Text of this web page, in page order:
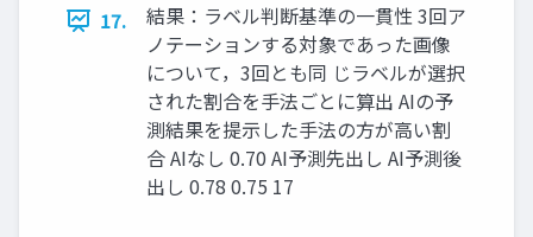
17.
結果：ラベル判断基準の一貫性 3回ア
ノテーションする対象であった画像
について，3回とも同 じラベルが選択
された割合を手法ごとに算出 AIの予
測結果を提示した手法の方が高い割
合 AIなし 0.70 AI予測先出し AI予測後
出し 0.78 0.75 17